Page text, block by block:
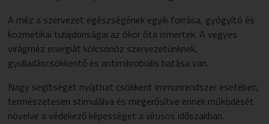
A méz a szervezet egészségének egyik forrása, gyógyító és
kozmetikai tulajdonságai az ókor óta ismertek. A vegyes
virágméz energiát kölcsönöz szervezetünknek,
gyulladáscsökkentő és antimikrobiális hatása van.
Nagy segítséget nyújthat csökkent immunrendszer esetében,
természetesen stimulálva és megerősítve ennek működését
növelve a védekező képességet a vírusos időszakban.